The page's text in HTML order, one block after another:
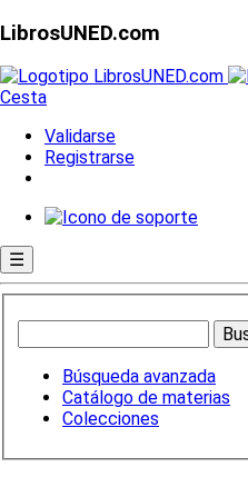
LibrosUNED.com
Cesta
Validarse
Registrarse
☰
Búsqueda avanzada
Catálogo de materias
Colecciones